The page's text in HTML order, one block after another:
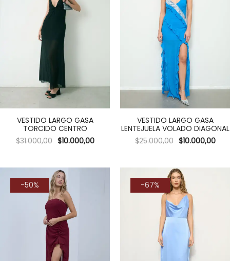
VESTIDO LARGO GASA
TORCIDO CENTRO
$31.000,00 $10.000,00
VESTIDO LARGO GASA
LENTEJUELA VOLADO DIAGONAL
$25.000,00 $10.000,00
-50% -67%